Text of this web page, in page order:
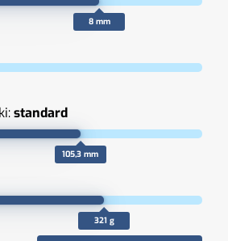
8 mm
standard
105,3 mm
321 g